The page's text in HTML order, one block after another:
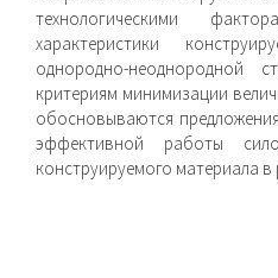
технологи­ческими
характеристики
однородно-неоднородной
критериям минимизации
обосновываются
эффективной работы
конструируемого материала